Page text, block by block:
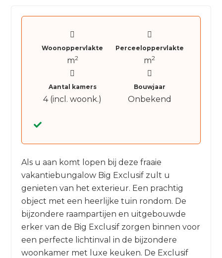
Woonoppervlakte
m2
Perceeloppervlakte
m2
Aantal kamers
4 (incl. woonk.)
Bouwjaar
Onbekend
Als u aan komt lopen bij deze fraaie
vakantiebungalow Big Exclusif zult u
genieten van het exterieur. Een prachtig
object met een heerlijke tuin rondom. De
bijzondere raampartijen en uitgebouwde
erker van de Big Exclusif zorgen binnen voor
een perfecte lichtinval in de bijzondere
woonkamer met luxe keuken. De Exclusif